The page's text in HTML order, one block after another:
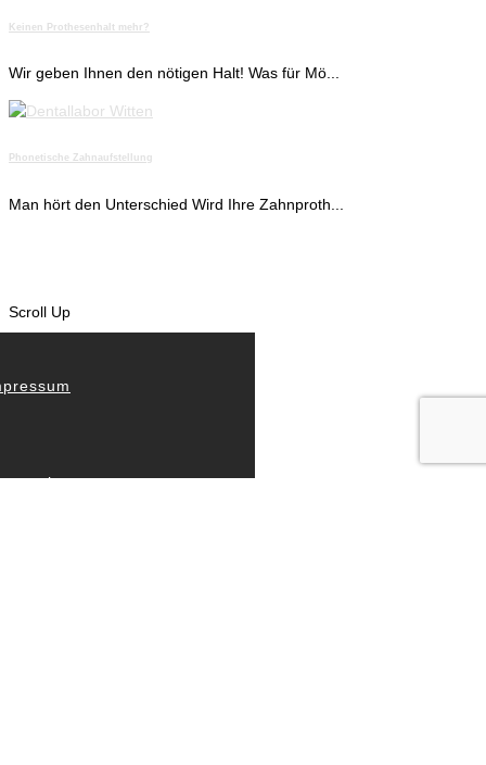
Philosophie
hört den Unterschied
einfach sicher sein
– Zahnersatz
Zahnersatz
Team
/ Jobs
& Aktuelles
finden Sie uns
Keinen Prothesenhalt mehr?
Wir geben Ihnen den nötigen Halt! Was für Mö...
Phonetische Zahnaufstellung
Man hört den Unterschied Wird Ihre Zahnproth...
Scroll Up